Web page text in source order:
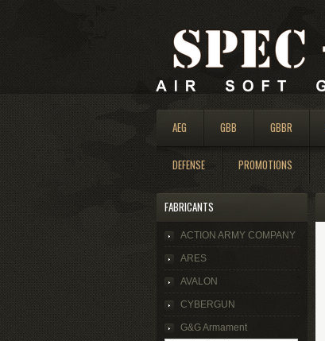
AEG GBB GBBR
DEFENSE PROMOTIONS
FABRICANTS
ACTION ARMY COMPANY
ARES
AVALON
CYBERGUN
G&G Armament